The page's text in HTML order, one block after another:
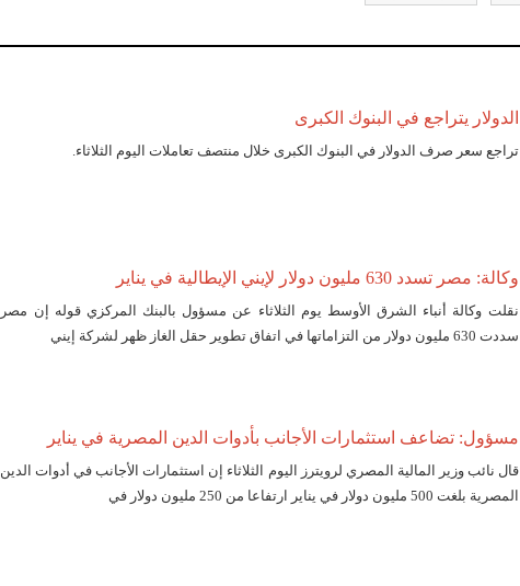
الدولار يتراجع في البنوك الكبرى
تراجع سعر صرف الدولار في البنوك الكبرى خلال منتصف تعاملات اليوم الثلاثاء.
وكالة: مصر تسدد 630 مليون دولار لإيني الإيطالية في يناير
نقلت وكالة أنباء الشرق الأوسط يوم الثلاثاء عن مسؤول بالبنك المركزي قوله إن مصر
سددت 630 مليون دولار من التزاماتها في اتفاق تطوير حقل الغاز ظهر لشركة إيني
مسؤول: تضاعف استثمارات الأجانب بأدوات الدين المصرية في يناير
قال نائب وزير المالية المصري لرويترز اليوم الثلاثاء إن استثمارات الأجانب في أدوات الدين
المصرية بلغت 500 مليون دولار في يناير ارتفاعا من 250 مليون دولار في